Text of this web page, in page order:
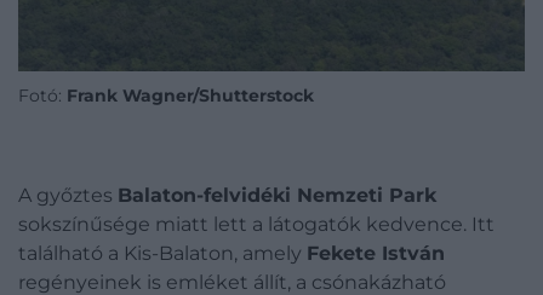
Fotó: Frank Wagner/Shutterstock
A győztes Balaton-felvidéki Nemzeti Park
sokszínűsége miatt lett a látogatók kedvence. Itt
található a Kis-Balaton, amely Fekete István
regényeinek is emléket állít, a csónakázható